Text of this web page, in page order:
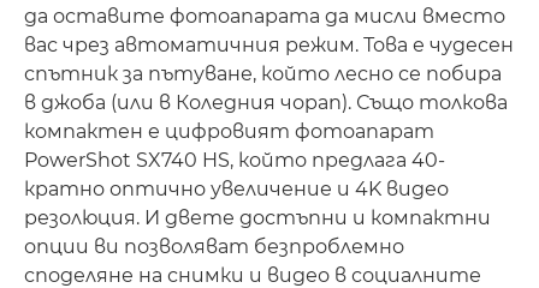
да оставите фотоапарата да мисли вместо
вас чрез автоматичния режим. Това е чудесен
спътник за пътуване, който лесно се побира
в джоба (или в Коледния чорап). Също толкова
компактен е цифровият фотоапарат
PowerShot SX740 HS, който предлага 40-
кратно оптично увеличение и 4K видео
резолюция. И двете достъпни и компактни
опции ви позволяват безпроблемно
споделяне на снимки и видео в социалните